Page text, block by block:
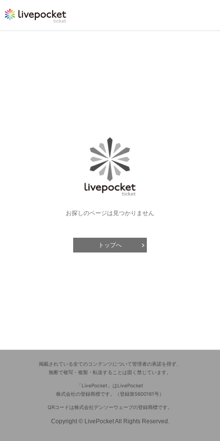
お探しのページは見つかりません
トップへ
掲載されている全てのコンテンツについて管理者の承諾を得ず、
無断で複写・複製・転送することは固く禁じています。
「LivePocket」はLivePocket
株式会社の登録商標です。（登録第5600161号）
QRコードは株式会社デンソーウェーブの登録商標です。
Copyright © LivePocket All Rights Reserved.